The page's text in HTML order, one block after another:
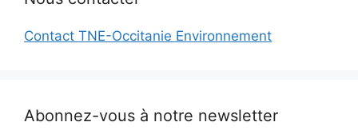
Contact TNE-Occitanie Environnement
Abonnez-vous à notre newsletter